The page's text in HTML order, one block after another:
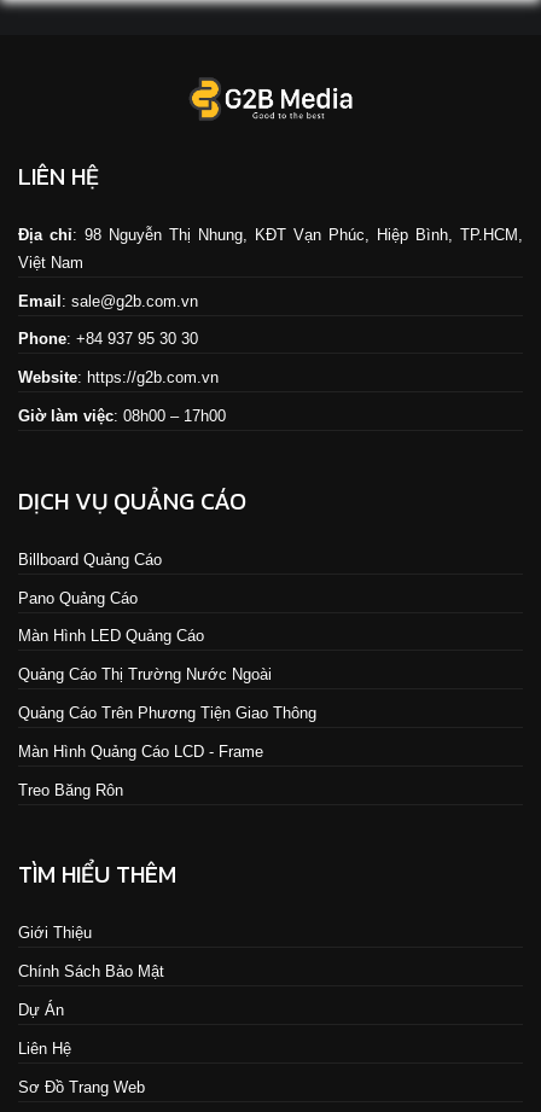
LIÊN HỆ
Địa chỉ: 98 Nguyễn Thị Nhung, KĐT Vạn Phúc, Hiệp Bình, TP.HCM,
Việt Nam
Email: sale@g2b.com.vn
Phone: +84 937 95 30 30
Website: https://g2b.com.vn
Giờ làm việc: 08h00 – 17h00
DỊCH VỤ QUẢNG CÁO
Billboard Quảng Cáo
Pano Quảng Cáo
Màn Hình LED Quảng Cáo
Quảng Cáo Thị Trường Nước Ngoài
Quảng Cáo Trên Phương Tiện Giao Thông
Màn Hình Quảng Cáo LCD - Frame
Treo Băng Rôn
TÌM HIỂU THÊM
Giới Thiệu
Chính Sách Bảo Mật
Dự Án
Liên Hệ
Sơ Đồ Trang Web